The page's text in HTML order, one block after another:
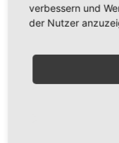
verbessern und
der Nutzer